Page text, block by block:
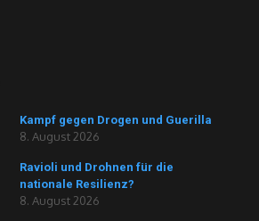
Kampf gegen Drogen und Guerilla
8. August 2026
Ravioli und Drohnen für die
nationale Resilienz?
8. August 2026